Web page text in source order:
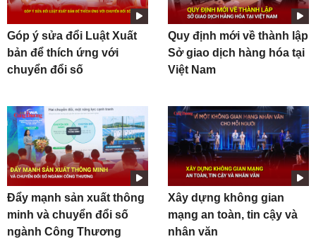
Góp ý sửa đổi Luật Xuất
bản để thích ứng với
chuyển đổi số
Quy định mới về thành lập
Sở giao dịch hàng hóa tại
Việt Nam
Đẩy mạnh sản xuất thông
minh và chuyển đổi số
ngành Công Thương
Xây dựng không gian
mạng an toàn, tin cậy và
nhân văn